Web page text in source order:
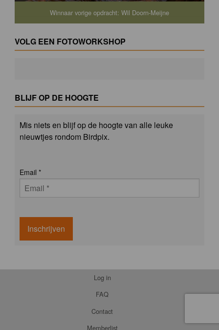
Winnaar vorige opdracht: Wil Doorn-Meijne
VOLG EEN FOTOWORKSHOP
BLIJF OP DE HOOGTE
Mis niets en blijf op de hoogte van alle leuke
nieuwtjes rondom Birdpix.
Email *
Inschrijven
Log in
FAQ
Contact
Memberlist